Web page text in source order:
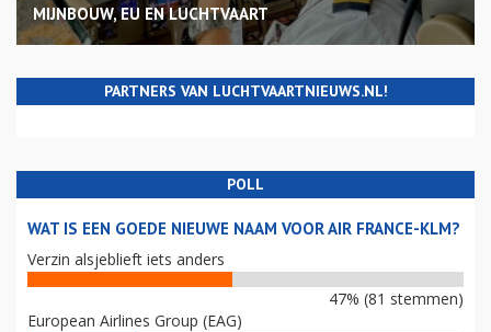
MIJNBOUW, EU EN LUCHTVAART
PARTNERS VAN LUCHTVAARTNIEUWS.NL!
POLL
WAT IS EEN GOEDE NIEUWE NAAM VOOR AIR FRANCE-KLM?
Verzin alsjeblieft iets anders
47% (81 stemmen)
European Airlines Group (EAG)